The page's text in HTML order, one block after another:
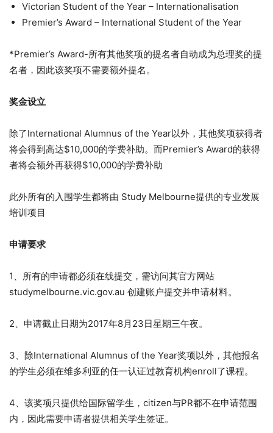
Victorian Student of the Year – Internationalisation
Premier’s Award – International Student of the Year
*Premier’s Award-所有其他奖项的提名者自动成为总理奖的提
名者，因此该奖项不需要额外提名。
奖金设立
除了International Alumnus of the Year以外，其他奖项获得者
将会得到高达$10,000的学费补助。而Premier’s Award的获得
者将会额外再获得$10,000的学费补助
此外所有的入围学生都将由 Study Melbourne提供的专业发展
培训项目
申请要求
1、所有的申请都必须在线提交，需访问其官方网站
studymelbourne.vic.gov.au 创建账户提交并申请材料。
2、申请截止日期为2017年8月23日星期三午夜。
3、除International Alumnus of the Year奖项以外，其他报名
的学生必须在维多利亚的任一认证过教育机构enroll了课程。
4、该奖项只提供给国际留学生，citizen与PR都不在申请范围
内，因此需要申请者提供相关学生签证。